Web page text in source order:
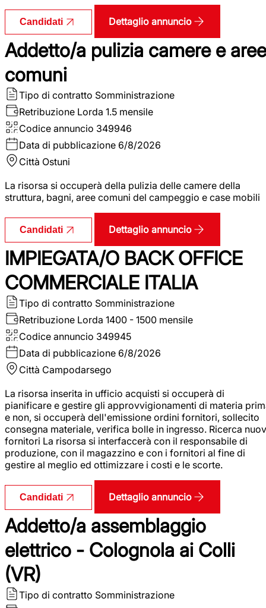
Candidati Dettaglio annuncio
Addetto/a pulizia camere e aree
comuni
Tipo di contratto Somministrazione
Retribuzione Lorda 1.5 mensile
Codice annuncio 349946
Data di pubblicazione 6/8/2026
Città Ostuni
La risorsa si occuperà della pulizia delle camere della
struttura, bagni, aree comuni del campeggio e case mobili
Candidati Dettaglio annuncio
IMPIEGATA/O BACK OFFICE
COMMERCIALE ITALIA
Tipo di contratto Somministrazione
Retribuzione Lorda 1400 - 1500 mensile
Codice annuncio 349945
Data di pubblicazione 6/8/2026
Città Campodarsego
La risorsa inserita in ufficio acquisti si occuperà di
pianificare e gestire gli approvvigionamenti di materia
e non, si occuperà dell'emissione ordini fornitori, sollecito
consegna materiale, verifica bolle in ingresso. Ricerca
fornitori La risorsa si interfaccerà con il responsabile di
produzione, con il magazzino e con i fornitori al fine di
gestire al meglio ed ottimizzare i costi e le scorte.
Candidati Dettaglio annuncio
Addetto/a assemblaggio
elettrico - Colognola ai Colli
(VR)
Tipo di contratto Somministrazione